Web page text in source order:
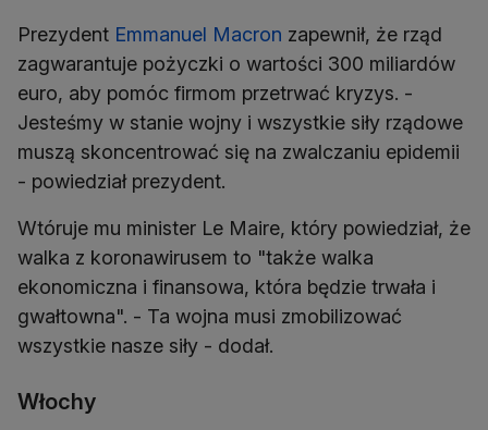
Prezydent Emmanuel Macron zapewnił, że rząd
zagwarantuje pożyczki o wartości 300 miliardów
euro, aby pomóc firmom przetrwać kryzys. -
Jesteśmy w stanie wojny i wszystkie siły rządowe
muszą skoncentrować się na zwalczaniu epidemii
- powiedział prezydent.
Wtóruje mu minister Le Maire, który powiedział, że
walka z koronawirusem to "także walka
ekonomiczna i finansowa, która będzie trwała i
gwałtowna". - Ta wojna musi zmobilizować
wszystkie nasze siły - dodał.
Włochy